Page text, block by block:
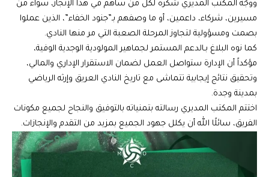
ووجّه المكتب المديري شكره لكل من ساهم في هذا الإنجاز، سواء من
مسيرين، شركاء، داعمين، أو ما وصفهم بـ”جنود الخفاء”، الذين عملوا
بصمت ومسؤولية لتجاوز المرحلة الصعبة التي مر منها النادي.
كما نوه البلاغ بـالدعم المستمر لجماهير المولودية الوجدية الوفية،
مؤكداً أن الإدارة ستواصل العمل لضمان الاستقرار الإداري والمالي،
وتحقيق نتائج إيجابية تتماشى مع تاريخ النادي العريق وإرثه الرياضي
بمدينة وجدة.
اختتم المكتب المديري رسالته بتمنياته بالتوفيق والنجاح لجميع مكونات
الفريق، سائلًا الله أن يكلل جهود الجميع بمزيد من التقدم والإنجازات.